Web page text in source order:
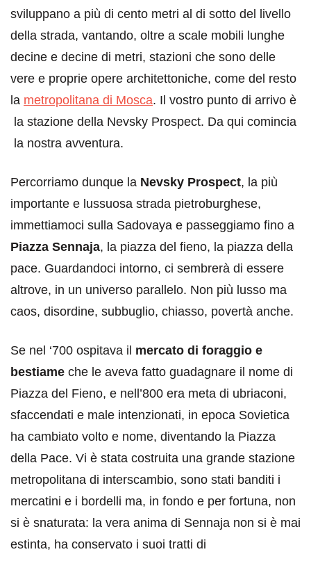
sviluppano a più di cento metri al di sotto del livello
della strada, vantando, oltre a scale mobili lunghe
decine e decine di metri, stazioni che sono delle
vere e proprie opere architettoniche, come del resto
la metropolitana di Mosca. Il vostro punto di arrivo è
la stazione della Nevsky Prospect. Da qui comincia
la nostra avventura.
Percorriamo dunque la Nevsky Prospect, la più
importante e lussuosa strada pietroburghese,
immettiamoci sulla Sadovaya e passeggiamo fino a
Piazza Sennaja, la piazza del fieno, la piazza della
pace. Guardandoci intorno, ci sembrerà di essere
altrove, in un universo parallelo. Non più lusso ma
caos, disordine, subbuglio, chiasso, povertà anche.
Se nel ‘700 ospitava il mercato di foraggio e
bestiame che le aveva fatto guadagnare il nome di
Piazza del Fieno, e nell’800 era meta di ubriaconi,
sfaccendati e male intenzionati, in epoca Sovietica
ha cambiato volto e nome, diventando la Piazza
della Pace. Vi è stata costruita una grande stazione
metropolitana di interscambio, sono stati banditi i
mercatini e i bordelli ma, in fondo e per fortuna, non
si è snaturata: la vera anima di Sennaja non si è mai
estinta, ha conservato i suoi tratti di